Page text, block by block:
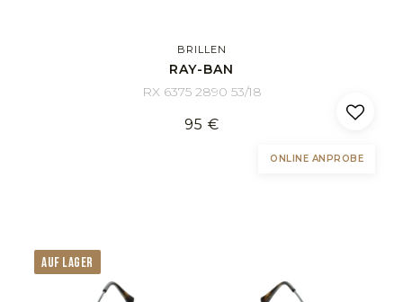
BRILLEN
RAY-BAN
RX 6375 2890 53/18
95 €
ONLINE ANPROBE
AUF LAGER